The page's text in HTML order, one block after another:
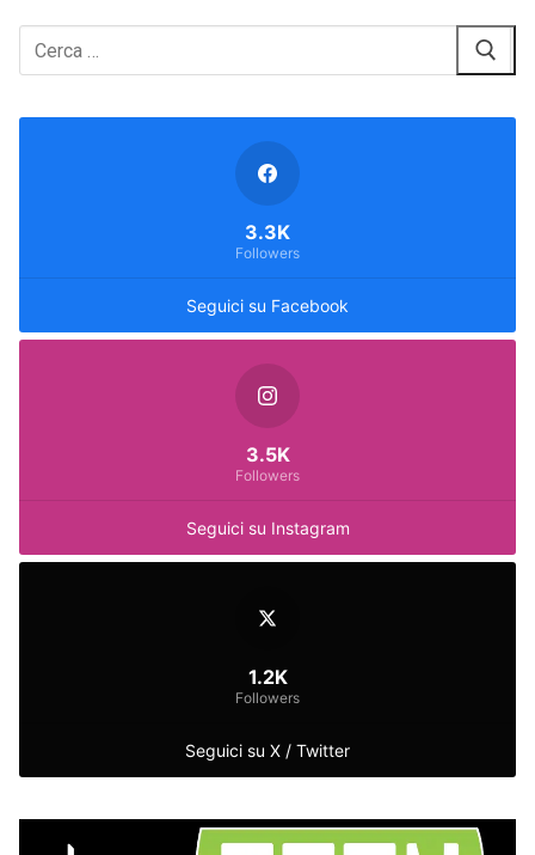
Cerca:
Seguici su Facebook
3.3K
Followers
Seguici su Instagram
3.5K
Followers
Seguici su X / Twitter
1.2K
Followers